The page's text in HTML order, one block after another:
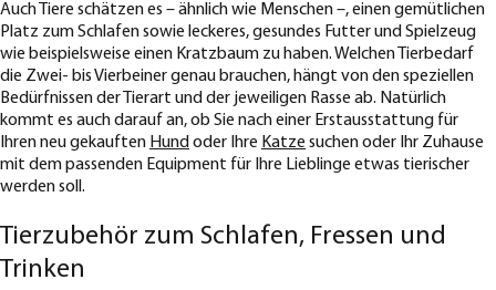
Auch Tiere schätzen es – ähnlich wie Menschen –, einen gemütlichen
Platz zum Schlafen sowie leckeres, gesundes Futter und Spielzeug
wie beispielsweise einen Kratzbaum zu haben. Welchen Tierbedarf
die Zwei- bis Vierbeiner genau brauchen, hängt von den speziellen
Bedürfnissen der Tierart und der jeweiligen Rasse ab. Natürlich
kommt es auch darauf an, ob Sie nach einer Erstausstattung für
Ihren neu gekauften Hundoder Ihre Katze suchen oder Ihr Zuhause
mit dem passenden Equipment für Ihre Lieblinge etwas tierischer
werden soll.
Tierzubehör zum Schlafen, Fressen und
Trinken